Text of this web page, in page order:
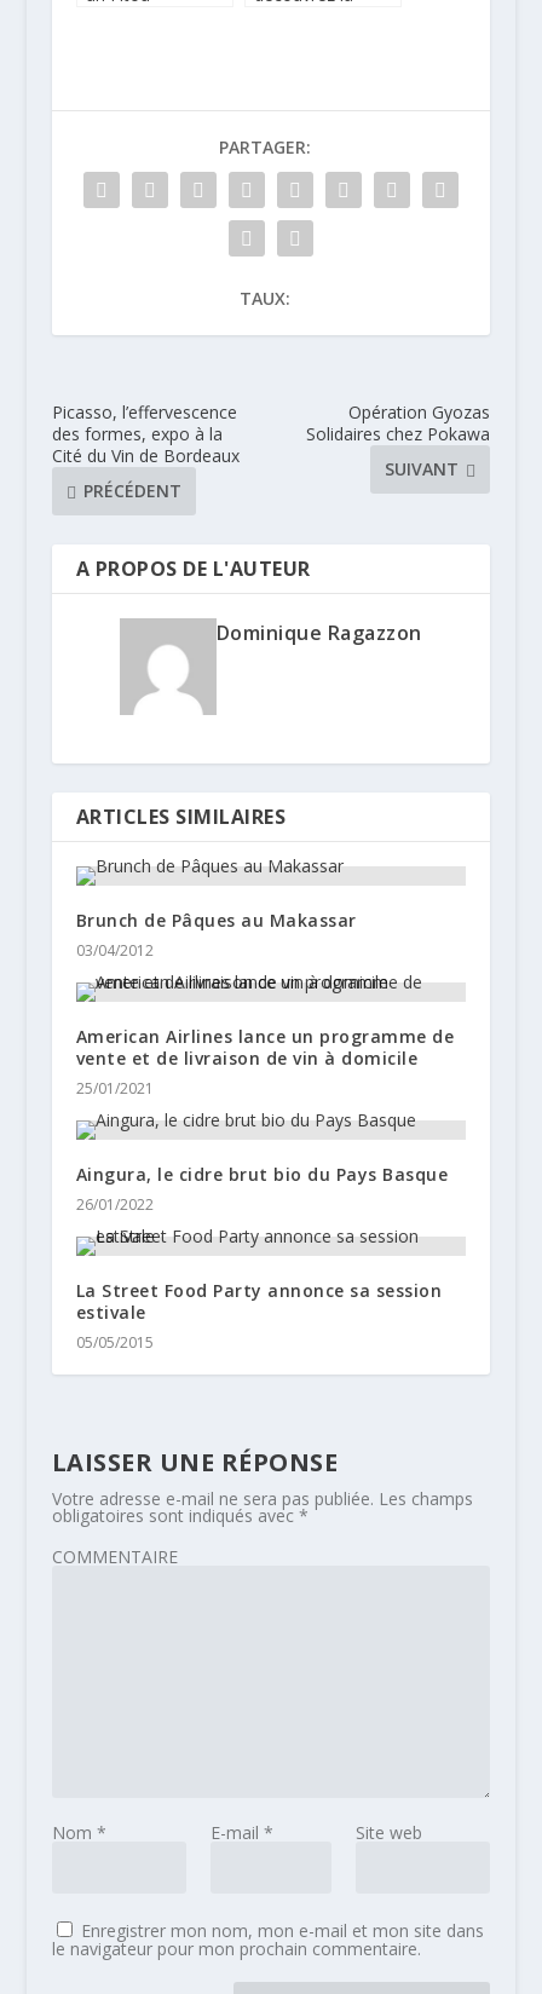
PARTAGER:
TAUX:
Picasso, l’effervescence
des formes, expo à la
Cité du Vin de Bordeaux
PRÉCÉDENT
Opération Gyozas
Solidaires chez Pokawa
SUIVANT
A PROPOS DE L'AUTEUR
Dominique Ragazzon
ARTICLES SIMILAIRES
Brunch de Pâques au Makassar
03/04/2012
American Airlines lance un programme de
vente et de livraison de vin à domicile
25/01/2021
Aingura, le cidre brut bio du Pays Basque
26/01/2022
La Street Food Party annonce sa session
estivale
05/05/2015
LAISSER UNE RÉPONSE
Votre adresse e-mail ne sera pas publiée. Les champs
obligatoires sont indiqués avec *
COMMENTAIRE
Nom * E-mail * Site web
Enregistrer mon nom, mon e-mail et mon site dans
le navigateur pour mon prochain commentaire.